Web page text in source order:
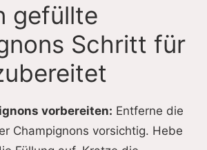
gefüllte
Schritt für
vorbereiten: Entferne die
Champignons vorsichtig. Hebe